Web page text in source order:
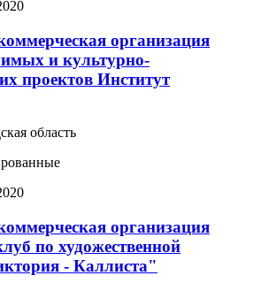
организация
и культурно-
проектов Институт
область
организация
по художественной
- Каллиста"